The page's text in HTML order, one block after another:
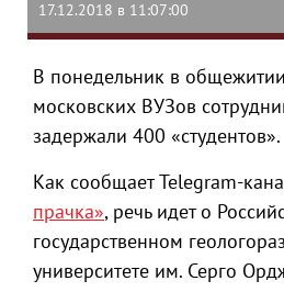
17.12.2018 в 11:07:00
В понедельник в
московских ВУЗов
задержали 400 «студентов».
Как сообщает Telegram-
прачка», речь идет о
государственном
университете им. Серго